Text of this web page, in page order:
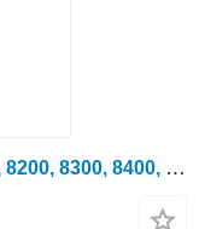
John Deere 7610, 7710, 7810, 8100, 8200, 8300, 8400, 8110, 8210, 8310, 8410, 9500, 9510, 9550, 9600, 9610, 9650, 9976, 9986 tekerlekli traktör için John Deere RE502404 yönetim bloğu